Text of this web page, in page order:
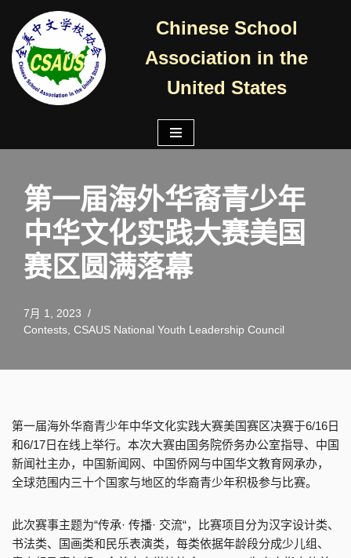
跳
至
正
Chinese School
Association in the
United States
第一届海外华裔青少年
中华文化实践大赛美国
赛区圆满落幕
7月 1, 2023
Contests, CSAUS National Youth Leadership Council
第一届海外华裔青少年中华文化实践大赛美国赛区决赛于6/16日
和6/17日在线上举行。本次大赛由国务院侨务办公室指导、中国
新闻社主办，中国新闻网、中国侨网与中国华文教育网承办，
全球范围内三十个国家与地区的华裔青少年积极参与比赛。
此次赛事主题为“传承· 传播· 交流“，比赛项目分为汉字设计类、
书法类、国画类和民乐表演类，每类依据年龄段分成少儿组、